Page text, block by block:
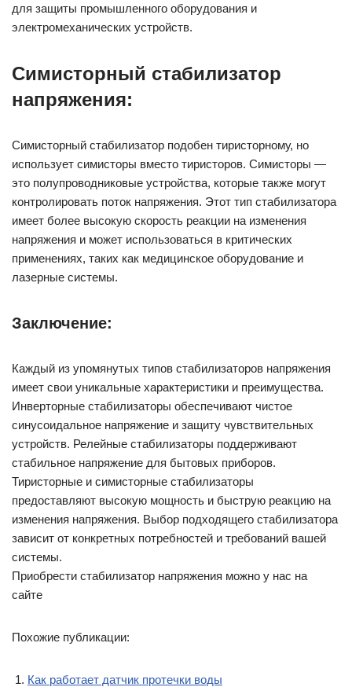
для защиты промышленного оборудования и
электромеханических устройств.
Симисторный стабилизатор
напряжения:
Симисторный стабилизатор подобен тиристорному, но
использует симисторы вместо тиристоров. Симисторы —
это полупроводниковые устройства, которые также могут
контролировать поток напряжения. Этот тип стабилизатора
имеет более высокую скорость реакции на изменения
напряжения и может использоваться в критических
применениях, таких как медицинское оборудование и
лазерные системы.
Заключение:
Каждый из упомянутых типов стабилизаторов напряжения
имеет свои уникальные характеристики и преимущества.
Инверторные стабилизаторы обеспечивают чистое
синусоидальное напряжение и защиту чувствительных
устройств. Релейные стабилизаторы поддерживают
стабильное напряжение для бытовых приборов.
Тиристорные и симисторные стабилизаторы
предоставляют высокую мощность и быструю реакцию на
изменения напряжения. Выбор подходящего стабилизатора
зависит от конкретных потребностей и требований вашей
системы.
Приобрести стабилизатор напряжения можно у нас на
сайте
Похожие публикации:
Как работает датчик протечки воды